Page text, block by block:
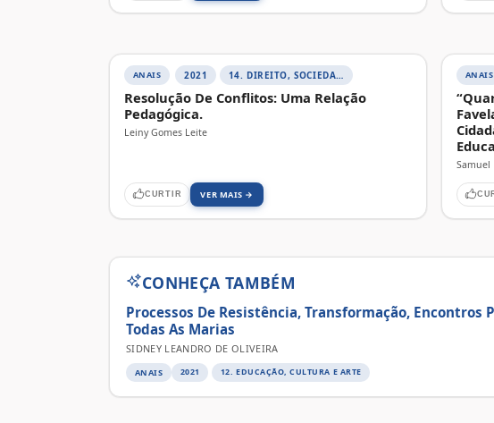
ANAIS 2021 14. DIREITO, SOCIEDADE E CONTEMPORANEIDADE
Resolução De Conflitos: Uma Relação
Pedagógica.
Leiny Gomes Leite
CURTIR VER MAIS →
ANAIS
Samuel
CONHEÇA TAMBÉM
Processos De Resistência, Transformação,
Todas As Marias
SIDNEY LEANDRO DE OLIVEIRA
ANAIS 2021 12. EDUCAÇÃO, CULTURA E ARTE